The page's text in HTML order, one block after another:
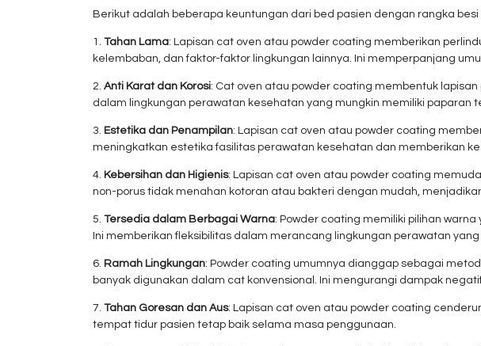
Berikut adalah beberapa keuntungan dari bed pasien dengan rangka
1. Tahan Lama: Lapisan cat oven atau powder coating memberikan
kelembaban, dan faktor-faktor lingkungan lainnya. Ini memperpanjang
2. Anti Karat dan Korosi: Cat oven atau powder coating membentuk
dalam lingkungan perawatan kesehatan yang mungkin memiliki paparan
3. Estetika dan Penampilan: Lapisan cat oven atau powder coating
meningkatkan estetika fasilitas perawatan kesehatan dan memberikan
4. Kebersihan dan Higienis: Lapisan cat oven atau powder coating
non-porus tidak menahan kotoran atau bakteri dengan mudah,
5. Tersedia dalam Berbagai Warna: Powder coating memiliki pilihan
Ini memberikan fleksibilitas dalam merancang lingkungan perawatan yang
6. Ramah Lingkungan: Powder coating umumnya dianggap sebagai
banyak digunakan dalam cat konvensional. Ini mengurangi dampak
7. Tahan Goresan dan Aus: Lapisan cat oven atau powder coating
tempat tidur pasien tetap baik selama masa penggunaan.